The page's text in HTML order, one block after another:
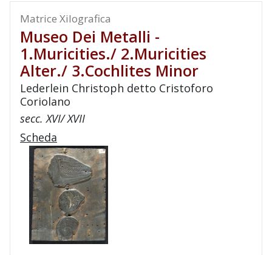
Matrice Xilografica
Museo Dei Metalli -
1.Muricities./ 2.Muricities
Alter./ 3.Cochlites Minor
Lederlein Christoph detto Cristoforo
Coriolano
secc. XVI/ XVII
Scheda